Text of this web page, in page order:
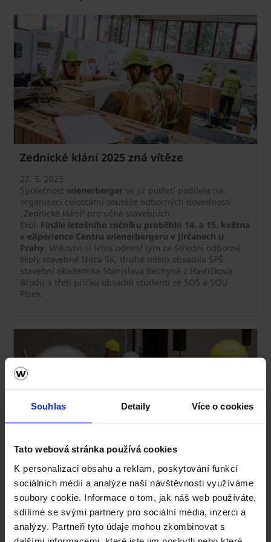
Souhlas Detaily Více o cookies
Tato webová stránka používá cookies
K personalizaci obsahu a reklam, poskytování funkcí
sociálních médií a analýze naší návštěvnosti využíváme
soubory cookie. Informace o tom, jak náš web používáte,
sdílíme se svými partnery pro sociální média, inzerci a
analýzy. Partneři tyto údaje mohou zkombinovat s
Zednické klání 2025 zná vítěze
27. 5. 2025
Společnost wienerberger se již potřetí podílela na
organizaci celostátní soutěže odborných dovedností
„Zednické klání“ pro učně stavebních
škol. Finále letošního ročníku proběhlo 14. a 15. května
v eXperience Centru wienerbergeru v Jirčanech u
Prahy. Vítězství si letos odnesl tým ze Střední odborné
školy stavebné Nitra SK, druhé místo obsadila SPŠ
stavební akademika Stanislava Bechyně z Havlíčkova
Brodu a třetí příčku obsadili studenti ze SOŠ a SOU
Písek.
Nezmeškejte další školení Porothermu
13. 5. 2025
První letošní školení zaměřené na jednovrstvé zdivo
Porotherm proběhlo na konci března v eXperience
centru wienerberger v Dolních Jirčanech. Účastníci ze
stavebních firem si odnesli cenné know-how, praktické